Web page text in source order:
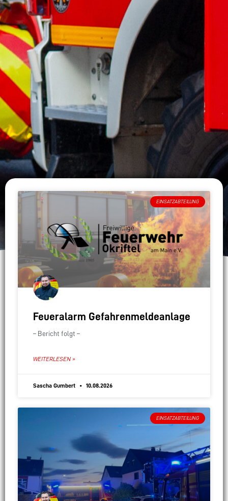
EINSATZABTEILUNG
Feueralarm Gefahrenmeldeanlage
– Bericht folgt –
WEITERLESEN »
Sascha Gumbert 10.08.2026
EINSATZABTEILUNG